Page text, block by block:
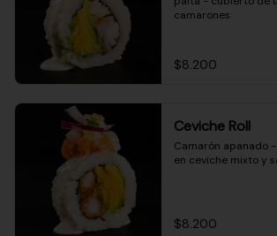
camarones
$8.200
Ceviche Roll
Camarón apanado
en ceviche mixto y
$8.200